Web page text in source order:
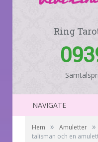
Ring
NAVIGATE
Hem » Amuletter »
talisman och en